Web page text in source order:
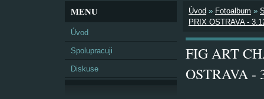
MENU
Úvod
Spolupracuji
Diskuse
Úvod » Fotoalbum »
PRIX OSTRAVA -
FIG ART
OSTRAVA -